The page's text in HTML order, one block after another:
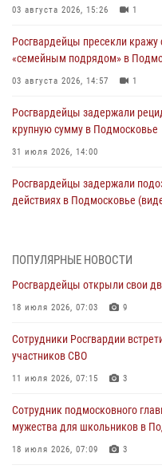
03 августа 2026, 15:26 1
Росгвардейцы пресекли
«семейным подрядом» в
03 августа 2026, 14:57 1
Росгвардейцы задержали
крупную сумму в Подмосковье
31 июля 2026, 14:00
Росгвардейцы задержали
действиях в Подмосковье
Росгвардейцы задержали
30 июля 2026, 08:10
федеральном розыске (видео)
29 июля 2026, 14:44
29 июля 2026, 14:37
Росгвардейцы задержали
ПОПУЛЯРНЫЕ НОВОСТИ
Росгвардейцы открыли свои
18 июля 2026, 07:03 9
Сотрудники Росгвардии
участников СВО
11 июля 2026, 07:15 3
Сотрудник подмосковного
мужества для школьников в
18 июля 2026, 07:09 3